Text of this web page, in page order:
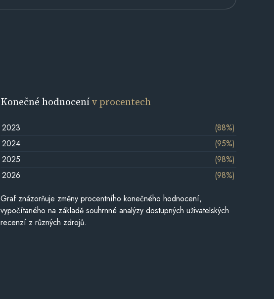
Konečné hodnocenív procentech
2023
(88%)
2024
(95%)
2025
(98%)
2026
(98%)
Graf znázorňuje změny procentního konečného hodnocení,
vypočítaného na základě souhrnné analýzy dostupných uživatelských
recenzí z různých zdrojů.